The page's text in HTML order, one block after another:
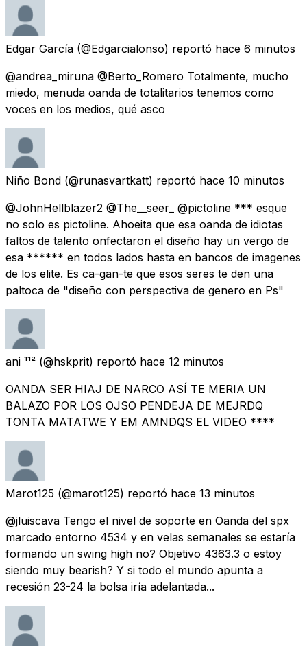
Edgar García (@Edgarcialonso) reportó hace 6 minutos
@andrea_miruna @Berto_Romero Totalmente, mucho
miedo, menuda oanda de totalitarios tenemos como
voces en los medios, qué asco
Niño Bond (@runasvartkatt) reportó hace 10 minutos
@JohnHellblazer2 @The__seer_ @pictoline *** esque
no solo es pictoline. Ahoeita que esa oanda de idiotas
faltos de talento onfectaron el diseño hay un vergo de
esa ****** en todos lados hasta en bancos de imagenes
de los elite. Es ca-gan-te que esos seres te den una
paltoca de "diseño con perspectiva de genero en Ps"
ani ¹¹² (@hskprit) reportó hace 12 minutos
OANDA SER HIAJ DE NARCO ASÍ TE MERIA UN
BALAZO POR LOS OJSO PENDEJA DE MEJRDQ
TONTA MATATWE Y EM AMNDQS EL VIDEO ****
Marot125 (@marot125) reportó hace 13 minutos
@jluiscava Tengo el nivel de soporte en Oanda del spx
marcado entorno 4534 y en velas semanales se estaría
formando un swing high no? Objetivo 4363.3 o estoy
siendo muy bearish? Y si todo el mundo apunta a
recesión 23-24 la bolsa iría adelantada...